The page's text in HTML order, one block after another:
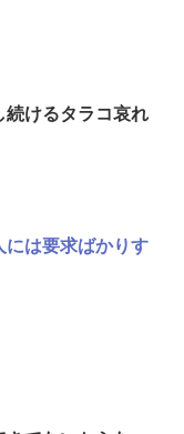
続けるタラコ哀れ
には要求ばかりす